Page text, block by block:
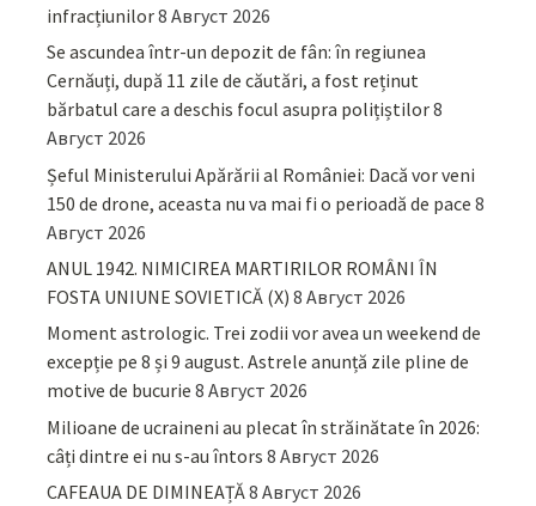
infracțiunilor8 Август 2026
Se ascundea într-un depozit de fân: în regiunea
Cernăuți, după 11 zile de căutări, a fost reținut
bărbatul care a deschis focul asupra polițiștilor8
Август 2026
Șeful Ministerului Apărării al României: Dacă vor veni
150 de drone, aceasta nu va mai fi o perioadă de pace 8
Август 2026
ANUL 1942. NIMICIREA MARTIRILOR ROMÂNI ÎN
FOSTA UNIUNE SOVIETICĂ (X) 8 Август 2026
Moment astrologic. Trei zodii vor avea un weekend de
excepție pe 8 și 9 august. Astrele anunță zile pline de
motive de bucurie 8 Август 2026
Milioane de ucraineni au plecat în străinătate în 2026:
câți dintre ei nu s-au întors 8 Август 2026
CAFEAUA DE DIMINEAȚĂ8 Август 2026